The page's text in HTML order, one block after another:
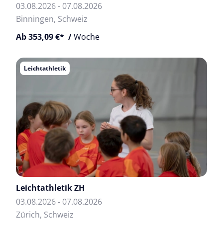
03.08.2026 - 07.08.2026
Binningen, Schweiz
Ab 353,09 €* /Woche
Leichtathletik
Leichtathletik ZH
03.08.2026 - 07.08.2026
Zürich, Schweiz